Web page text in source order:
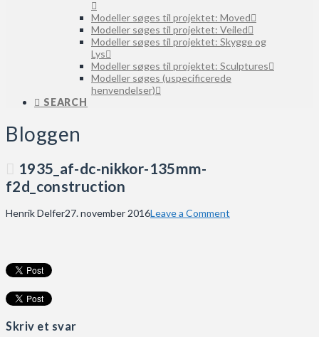
Modeller søges til projektet: Moved
Modeller søges til projektet: Veiled
Modeller søges til projektet: Skygge og
Lys
Modeller søges til projektet: Sculptures
Modeller søges (uspecificerede
henvendelser)
SEARCH
Bloggen
1935_af-dc-nikkor-135mm-
f2d_construction
Henrik Delfer27. november 2016Leave a Comment
Skriv et svar